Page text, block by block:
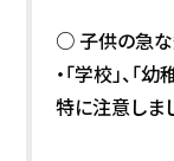
○ 子供の急な
・「学校」、「
特に注意しまし